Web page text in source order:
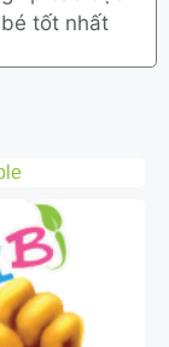
tốt nhất